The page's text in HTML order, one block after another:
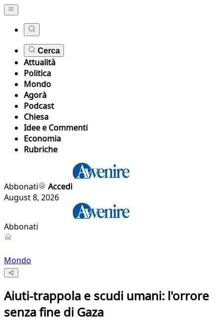
Cerca
Attualità
Politica
Mondo
Agorà
Podcast
Chiesa
Idee e Commenti
Economia
Rubriche
Abbonati
Accedi
August 8, 2026
Abbonati
Mondo
Aiuti-trappola e scudi umani: l'orrore
senza fine di Gaza